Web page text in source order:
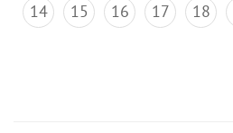
14
15 16 17 18